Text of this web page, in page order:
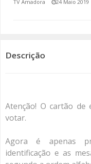
AMADORA LIGA À
(RE) PENSAMENTOS
HISTÓRIAS DE ABRIL
TV Amadora 24 Maio 2019
Descrição
Atenção! O cartão
votar.
Agora é apenas
identificação e as